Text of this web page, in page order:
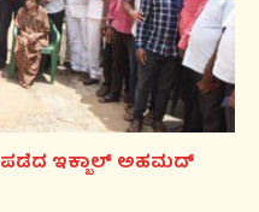
ಇಕ್ಬಾಲ್ ಅಹಮದ್